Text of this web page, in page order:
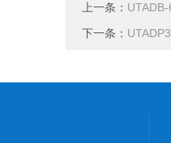
上一条：
下一条：